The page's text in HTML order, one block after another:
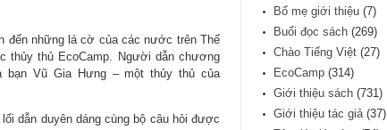
đến những lá cờ của các nước trên Thế
thủy thủ EcoCamp. Người dẫn chương
Vũ Gia Hưng – một thủy thủ của
dẫn duyên dáng cùng bộ câu hỏi được
Bố mẹ giới thiệu (7)
Buổi đọc sách (269)
Chào Tiếng Việt (27)
EcoCamp (314)
Giới thiệu sách (731)
Giới thiệu tác giả(37)